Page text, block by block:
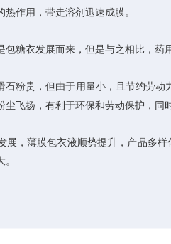
作用，带走溶剂迅速成膜。
糖衣发展而来，但是与之相比，药
石粉贵，但由于用量小，且节约劳
尘飞扬，有利于环保和劳动保护，
展，薄膜包衣液顺势提升，产品多